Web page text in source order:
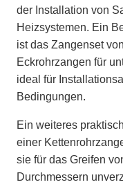
der Installation von
Heizsystemen. Ein
ist das Zangenset
Eckrohrzangen für
ideal für
Bedingungen.
Ein weiteres
einer
sie für das Greifen
Durchmessern